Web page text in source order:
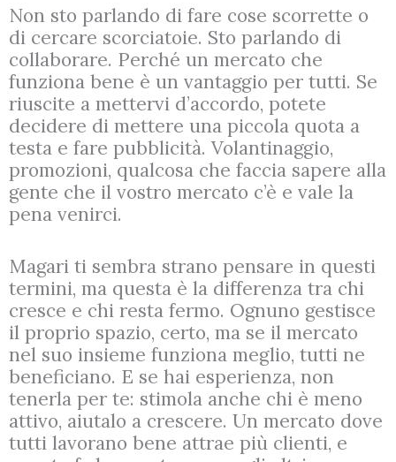
Non sto parlando di fare cose scorrette o
di cercare scorciatoie. Sto parlando di
collaborare. Perché un mercato che
funziona bene è un vantaggio per tutti. Se
riuscite a mettervi d’accordo, potete
decidere di mettere una piccola quota a
testa e fare pubblicità. Volantinaggio,
promozioni, qualcosa che faccia sapere alla
gente che il vostro mercato c’è e vale la
pena venirci.
Magari ti sembra strano pensare in questi
termini, ma questa è la differenza tra chi
cresce e chi resta fermo. Ognuno gestisce
il proprio spazio, certo, ma se il mercato
nel suo insieme funziona meglio, tutti ne
beneficiano. E se hai esperienza, non
tenerla per te: stimola anche chi è meno
attivo, aiutalo a crescere. Un mercato dove
tutti lavorano bene attrae più clienti, e